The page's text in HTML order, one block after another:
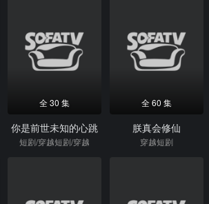
全 30 集
你是前世未知的心跳
短剧/穿越短剧/穿越
全 60 集
朕真会修仙
穿越短剧